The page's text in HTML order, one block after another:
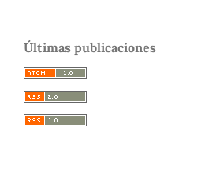
Últimas publicaciones